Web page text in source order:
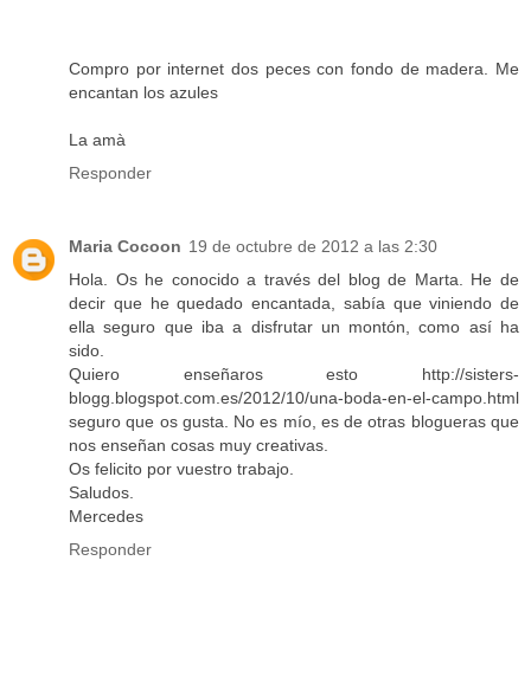
Compro por internet dos peces con fondo de madera. Me
encantan los azules
La amà
Responder
Maria Cocoon 19 de octubre de 2012 a las 2:30
Hola. Os he conocido a través del blog de Marta. He de
decir que he quedado encantada, sabía que viniendo de
ella seguro que iba a disfrutar un montón, como así ha
sido.
Quiero enseñaros esto http://sisters-
blogg.blogspot.com.es/2012/10/una-boda-en-el-campo.html
seguro que os gusta. No es mío, es de otras blogueras que
nos enseñan cosas muy creativas.
Os felicito por vuestro trabajo.
Saludos.
Mercedes
Responder